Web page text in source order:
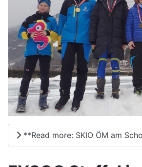
**Read more: SKIO ÖM am